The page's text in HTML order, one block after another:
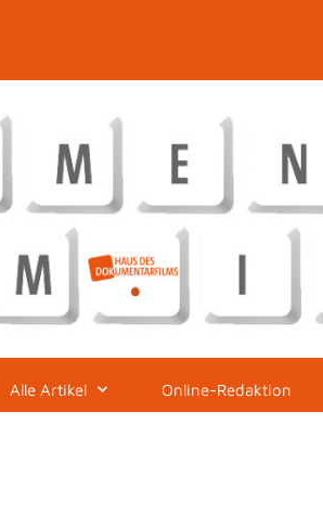
Alle Artikel Online-Redaktion